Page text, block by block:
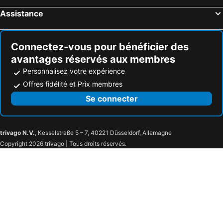
Finca - Agroturisme Sa Parellada
Rei Mediterrani
Assistance
Connectez-vous pour bénéficier des
avantages réservés aux membres
Personnalisez votre expérience
Offres fidélité et Prix membres
Se connecter
trivago N.V., Kesselstraße 5 – 7, 40221 Düsseldorf, Allemagne
Copyright 2026 trivago | Tous droits réservés.